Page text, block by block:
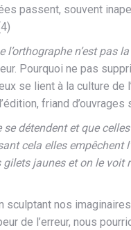
passent, souvent
n’est pas
Pourquoi ne pas
se lient à la culture de
friand
se détendent et que
cela elles empêchent
jaunes et on le voit
nos
de l’erreur, nous